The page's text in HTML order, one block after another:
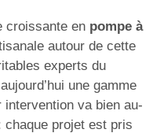
croissante en pompe à
autour de cette
experts du
une gamme
va bien au-
projet est pris